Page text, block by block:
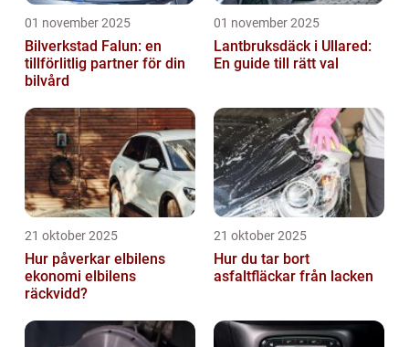
01 november 2025
Bilverkstad Falun: en
tillförlitlig partner för din
bilvård
01 november 2025
Lantbruksdäck i Ullared:
En guide till rätt val
21 oktober 2025
Hur påverkar elbilens
ekonomi elbilens
räckvidd?
21 oktober 2025
Hur du tar bort
asfaltfläckar från lacken